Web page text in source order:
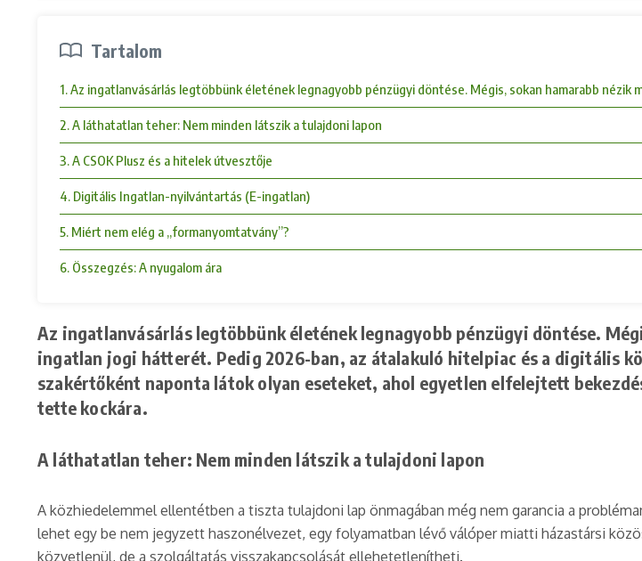
Tartalom
1. Az ingatlanvásárlás legtöbbünk életének legnagyobb pénzügyi döntése. Mégis, sokan hamarabb
2. A láthatatlan teher: Nem minden látszik a tulajdoni lapon
3. A CSOK Plusz és a hitelek útvesztője
4. Digitális Ingatlan-nyilvántartás (E-ingatlan)
5. Miért nem elég a „formanyomtatvány”?
6. Összegzés: A nyugalom ára
Az ingatlanvásárlás legtöbbünk életének legnagyobb pénzügyi döntése.
ingatlan jogi hátterét. Pedig 2026-ban, az átalakuló hitelpiac és a digitális
szakértőként naponta látok olyan eseteket, ahol egyetlen elfelejtett
tette kockára.
A láthatatlan teher: Nem minden látszik a tulajdoni lapon
A közhiedelemmel ellentétben a tiszta tulajdoni lap önmagában még nem garancia a
lehet egy be nem jegyzett haszonélvezet, egy folyamatban lévő válóper miatti házastársi
közvetlenül, de a szolgáltatás visszakapcsolását ellehetetlenítheti.